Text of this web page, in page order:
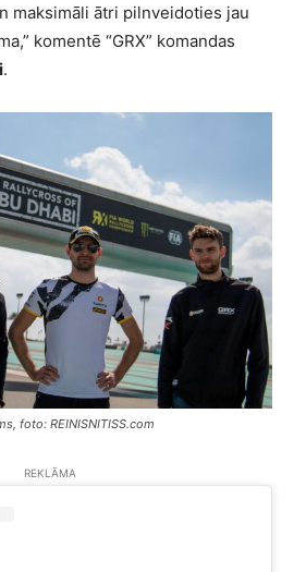
maksimāli ātri pilnveidoties jau
komentē “GRX” komandas
.
foto: REINISNITISS.com
REKLĀMA